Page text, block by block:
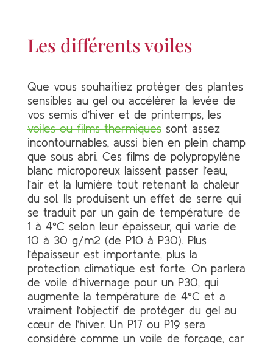
Les différents voiles
Que vous souhaitiez protéger des plantes
sensibles au gel ou accélérer la levée de
vos semis d’hiver et de printemps, les
voiles ou films thermiquessont assez
incontournables, aussi bien en plein champ
que sous abri. Ces films de polypropylène
blanc microporeux laissent passer l’eau,
l’air et la lumière tout retenant la chaleur
du sol. Ils produisent un effet de serre qui
se traduit par un gain de température de
1 à 4°C selon leur épaisseur, qui varie de
10 à 30 g/m2 (de P10 à P30). Plus
l’épaisseur est importante, plus la
protection climatique est forte. On parlera
de voile d’hivernage pour un P30, qui
augmente la température de 4°C et a
vraiment l’objectif de protéger du gel au
cœur de l’hiver. Un P17 ou P19 sera
considéré comme un voile de forçage, car